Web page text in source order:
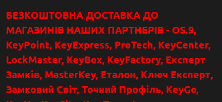
БЕЗКОШТОВНА ДОСТАВКА ДО
МАГАЗИНІВ НАШИХ ПАРТНЕРІВ - OS.9,
KeyPoint, KeyExpress, ProTech, KeyCenter,
LockMaster, KeyBox, KeyFactory, Експерт
Замків, MasterKey, Еталон, Ключ Експерт,
Замковий Світ, Точний Профіль, KeyGo,